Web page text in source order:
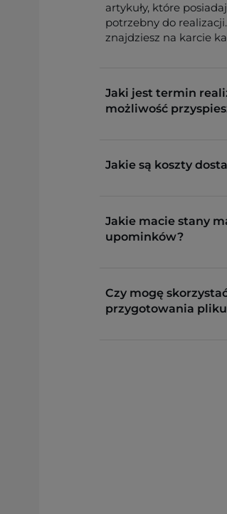
artykuły, które
potrzebny do
znajdziesz na karcie
Jaki jest termin
możliwość
Jakie są koszty
Jakie macie stany
upominków?
Czy mogę
przygotowania